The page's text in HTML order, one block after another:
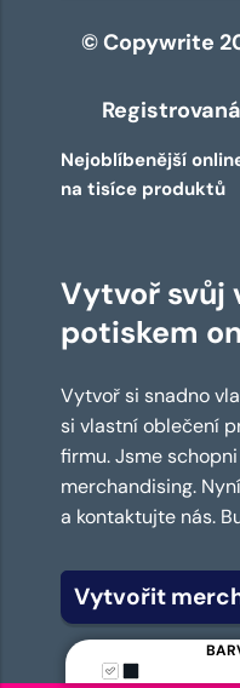
© Copywrite
Nejoblíbenější
na tisíce produktů
Vytvoř svůj
potiskem
Vytvoř si snadno
si vlastní oblečení
firmu. Jsme
merchandising.
a kontaktujte nás.
Vytvořit